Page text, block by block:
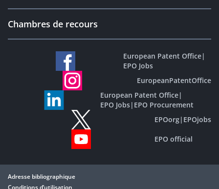
Chambres de recours
European Patent Office|
EPO Jobs
EuropeanPatentOffice
European Patent Office|
EPO Jobs| EPO Procurement
EPOorg| EPOjobs
EPO official
Adresse bibliographique
Conditions d’utilisation